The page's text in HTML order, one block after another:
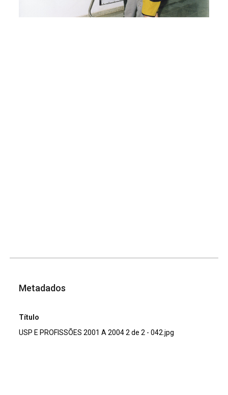
Metadados
Título
USP E PROFISSÕES 2001 A 2004 2 de 2 - 042.jpg